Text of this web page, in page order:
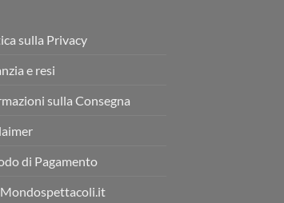
sulla Privacy
e resi
sulla Consegna
di Pagamento